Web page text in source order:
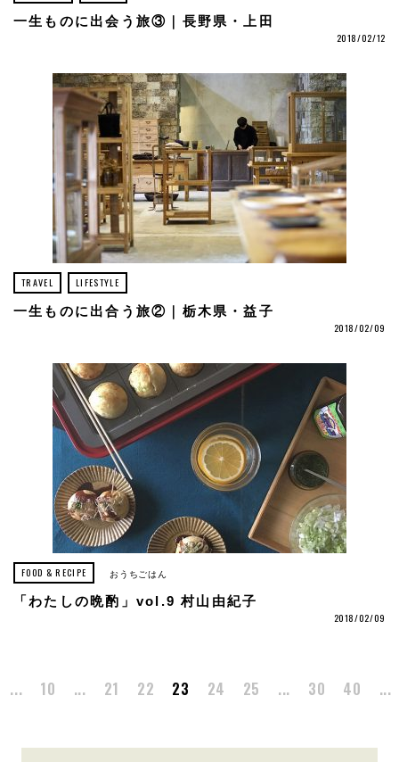
一生ものに出会う旅③｜長野県・上田
2018/02/12
TRAVEL LIFESTYLE
一生ものに出合う旅②｜栃木県・益子
2018/02/09
FOOD & RECIPE おうちごはん
「わたしの晩酌」vol.9 村山由紀子
2018/02/09
... 10 ... 21 22 23 24 25 ... 30 40 ...